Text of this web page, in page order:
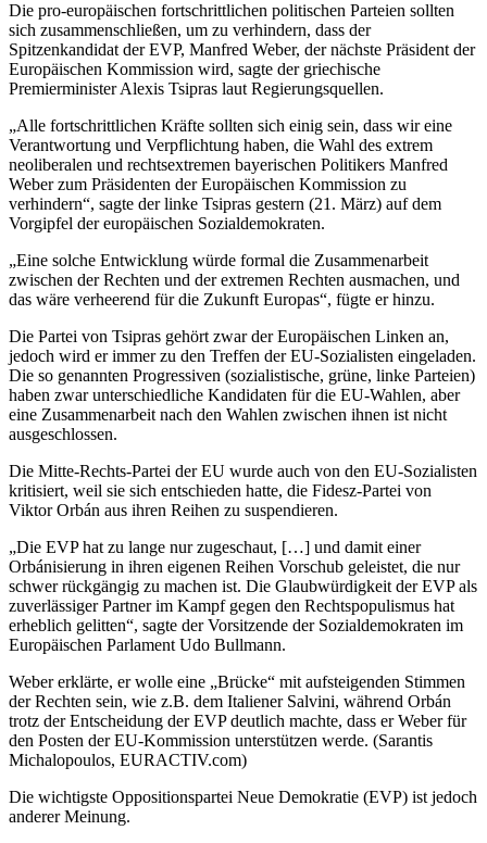
Die pro-europäischen fortschrittlichen politischen Parteien sollten
sich zusammenschließen, um zu verhindern, dass der
Spitzenkandidat der EVP, Manfred Weber, der nächste Präsident der
Europäischen Kommission wird, sagte der griechische
Premierminister Alexis Tsipras laut Regierungsquellen.
„Alle fortschrittlichen Kräfte sollten sich einig sein, dass wir eine
Verantwortung und Verpflichtung haben, die Wahl des extrem
neoliberalen und rechtsextremen bayerischen Politikers Manfred
Weber zum Präsidenten der Europäischen Kommission zu
verhindern“, sagte der linke Tsipras gestern (21. März) auf dem
Vorgipfel der europäischen Sozialdemokraten.
„Eine solche Entwicklung würde formal die Zusammenarbeit
zwischen der Rechten und der extremen Rechten ausmachen, und
das wäre verheerend für die Zukunft Europas“, fügte er hinzu.
Die Partei von Tsipras gehört zwar der Europäischen Linken an,
jedoch wird er immer zu den Treffen der EU-Sozialisten eingeladen.
Die so genannten Progressiven (sozialistische, grüne, linke Parteien)
haben zwar unterschiedliche Kandidaten für die EU-Wahlen, aber
eine Zusammenarbeit nach den Wahlen zwischen ihnen ist nicht
ausgeschlossen.
Die Mitte-Rechts-Partei der EU wurde auch von den EU-Sozialisten
kritisiert, weil sie sich entschieden hatte, die Fidesz-Partei von
Viktor Orbán aus ihren Reihen zu suspendieren.
„Die EVP hat zu lange nur zugeschaut, […] und damit einer
Orbánisierung in ihren eigenen Reihen Vorschub geleistet, die nur
schwer rückgängig zu machen ist. Die Glaubwürdigkeit der EVP als
zuverlässiger Partner im Kampf gegen den Rechtspopulismus hat
erheblich gelitten“, sagte der Vorsitzende der Sozialdemokraten im
Europäischen Parlament Udo Bullmann.
Weber erklärte, er wolle eine „Brücke“ mit aufsteigenden Stimmen
der Rechten sein, wie z.B. dem Italiener Salvini, während Orbán
trotz der Entscheidung der EVP deutlich machte, dass er Weber für
den Posten der EU-Kommission unterstützen werde. (Sarantis
Michalopoulos, EURACTIV.com)
Die wichtigste Oppositionspartei Neue Demokratie (EVP) ist jedoch
anderer Meinung.